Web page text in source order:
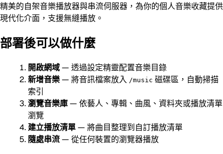
精美的自架音樂播放器與串流伺服器，為你的個人音樂收藏提供
現代化介面，支援無縫播放。
部署後可以做什麼
開啟網域— 透過設定精靈配置音樂目錄
新增音樂— 將音訊檔案放入 /music 磁碟區，自動掃描
索引
瀏覽音樂庫— 依藝人、專輯、曲風、資料夾或播放清單
瀏覽
建立播放清單— 將曲目整理到自訂播放清單
隨處串流— 從任何裝置的瀏覽器播放